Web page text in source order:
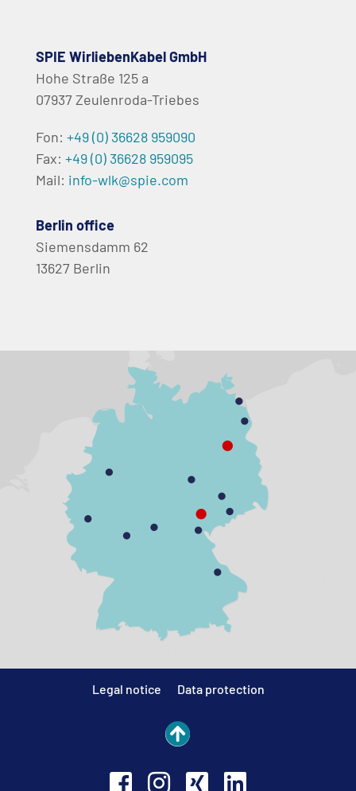
SPIE WirliebenKabel GmbH
Hohe Straße 125 a
07937 Zeulenroda-Triebes
Berlin office
Siemensdamm 62
13627 Berlin
Fon: +49 (0) 36628 959090
Fax: +49 (0) 36628 959095
Mail: info-wlk@spie.com
Legal notice Data protection